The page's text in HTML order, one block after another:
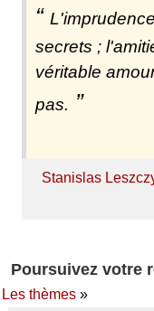
secrets ;
véritable
pas.
Stanislas
Poursuivez votre
Les thèmes»